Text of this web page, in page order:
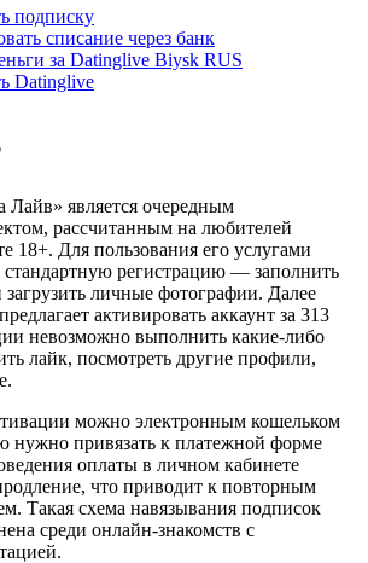
подписку
списание через банк
за Datinglive Biysk RUS
Datinglive
Лайв» является очередным
рассчитанным на любителей
18+. Для пользования его услугами
регистрацию — заполнить
личные фотографии. Далее
активировать аккаунт за 313
невозможно выполнить какие-либо
лайк, посмотреть другие профили,
можно электронным кошельком
нужно привязать к платежной форме
оплаты в личном кабинете
что приводит к повторным
Такая схема навязывания подписок
среди онлайн-знакомств с